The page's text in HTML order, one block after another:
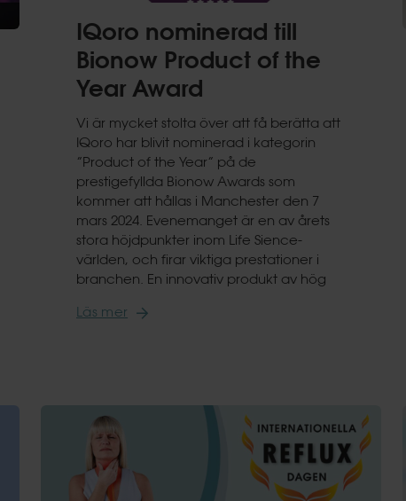
IQoro nominerad till
Bionow Product of the
Year Award
Vi är mycket stolta över att få berätta att
IQoro har blivit nominerad i kategorin
”Product of the Year” på de
prestigefyllda Bionow Awards som
kommer att hållas i Manchester den 7
mars 2024. Evenemanget är en av årets
stora höjdpunkter inom Life Sience-
världen, och firar viktiga prestationer i
branchen. En innovativ produkt av hög
Läs mer